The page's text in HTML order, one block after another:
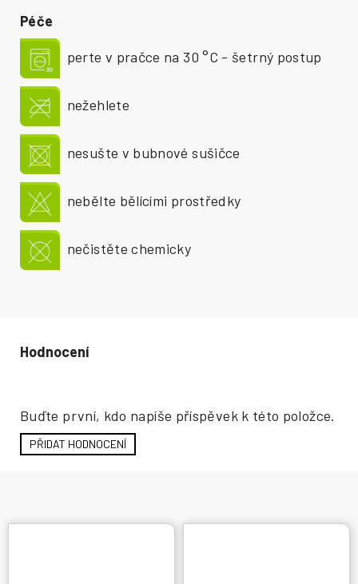
Buďte první, kdo napíše příspěvek k této položce.
PŘIDAT HODNOCENÍ
Péče
perte v pračce na 30 °C - šetrný postup
nežehlete
nesušte v bubnové sušičce
nebělte bělícími prostředky
nečistěte chemicky